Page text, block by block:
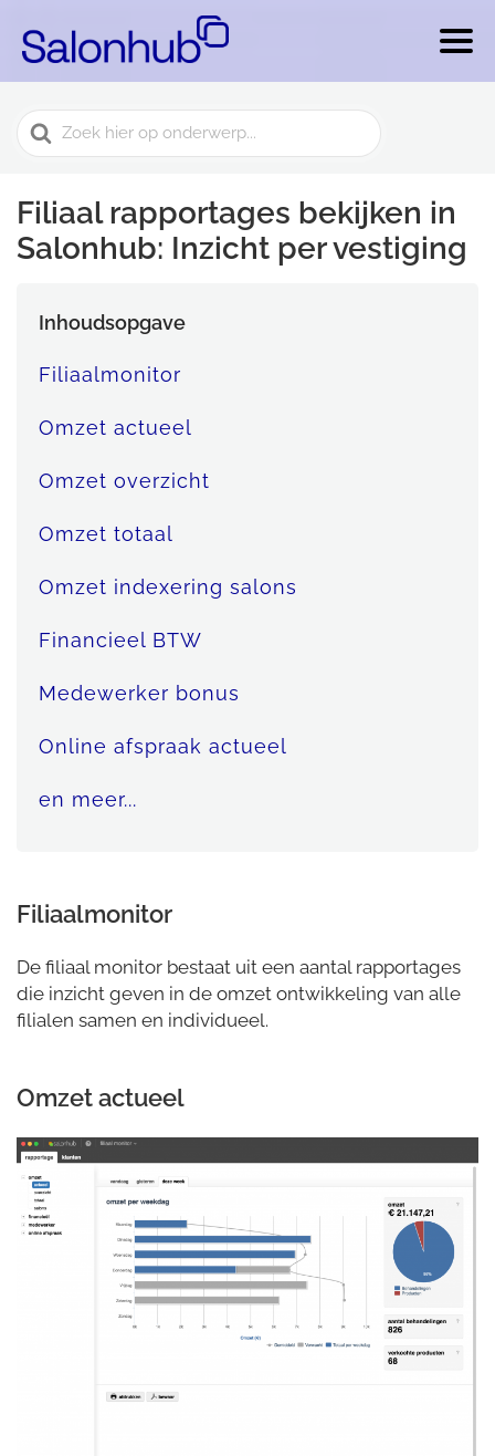
Search
For
Filiaal rapportages bekijken in
Salonhub: Inzicht per vestiging
Inhoudsopgave
Filiaalmonitor
Omzet actueel
Omzet overzicht
Omzet totaal
Omzet indexering salons
Financieel BTW
Medewerker bonus
Online afspraak actueel
en meer...
Filiaalmonitor
De filiaal monitor bestaat uit een aantal rapportages
die inzicht geven in de omzet ontwikkeling van alle
filialen samen en individueel.
Omzet actueel